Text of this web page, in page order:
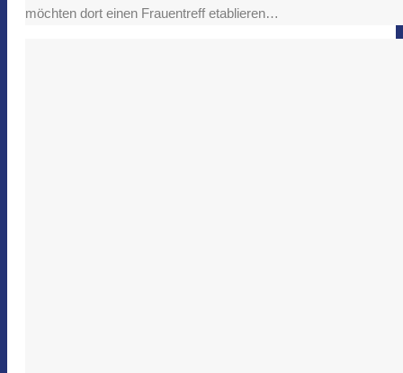
möchten dort einen Frauentreff etablieren…